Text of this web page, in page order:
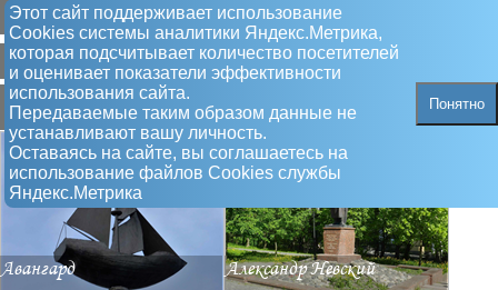
Этот сайт поддерживает использование
Сookies системы аналитики Яндекс.Метрика,
которая подсчитывает количество посетителей
и оценивает показатели эффективности
использования сайта.
Передаваемые таким образом данные не
устанавливают вашу личность.
Оставаясь на сайте, вы соглашаетесь на
использование файлов Сookies службы
Яндекс.Метрика
Понятно
А Б В Г Д Е Ж З И К Л М Н О
Х Ч Ш Ю Я
А
Авангард Александр Невский